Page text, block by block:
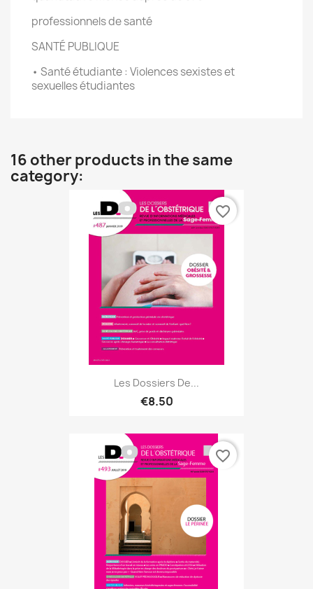
professionnels de santé
SANTÉ PUBLIQUE
• Santé étudiante : Violences sexistes et
sexuelles étudiantes
16 other products in the same
category:
Les Dossiers De...
€8.50
favorite_border
favorite_border